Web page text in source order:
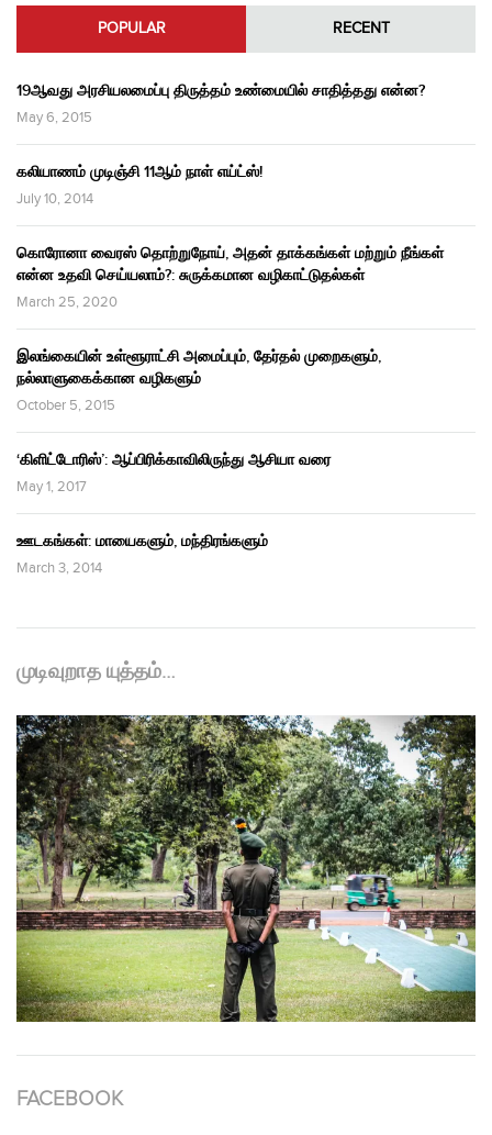
POPULAR RECENT
19ஆவது அரசியலமைப்பு திருத்தம் உண்மையில் சாதித்தது என்ன?
May 6, 2015
கலியாணம் முடிஞ்சி 11ஆம் நாள் எய்ட்ஸ்!
July 10, 2014
கொரோனா வைரஸ் தொற்றுநோய், அதன் தாக்கங்கள் மற்றும் நீங்கள்
என்ன உதவி செய்யலாம்?: சுருக்கமான வழிகாட்டுதல்கள்
March 25, 2020
இலங்கையின் உள்ளூராட்சி அமைப்பும், தேர்தல் முறைகளும்,
நல்லாளுகைக்கான வழிகளும்
October 5, 2015
‘கிளிட்டோரிஸ்’: ஆப்பிரிக்காவிலிருந்து ஆசியா வரை
May 1, 2017
ஊடகங்கள்: மாயைகளும், மந்திரங்களும்
March 3, 2014
முடிவுறாத யுத்தம்…
FACEBOOK